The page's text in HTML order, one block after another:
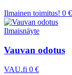
Ilmainen toimitus! 0 €
Ilmaisnäyte
Vauvan odotus
VAU.fi 0 €